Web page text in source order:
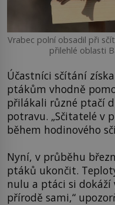
Vrabec polní obsadil při
přilehlé oblasti
Účastníci sčítání
ptákům vhodně
přilákali různé ptačí
potravu. „Sčitatelé v
během hodinového
Nyní, v průběhu
ptáků ukončit.
nulu a ptáci si
přírodě sami,“